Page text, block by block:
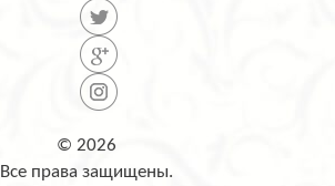
© 2026
Все права защищены.